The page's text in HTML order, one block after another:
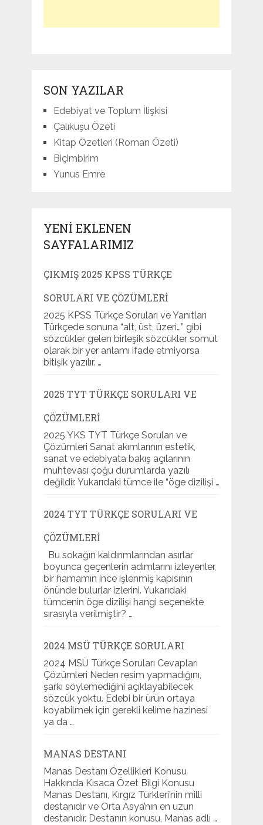
SON YAZILAR
Edebiyat ve Toplum İlişkisi
Çalıkuşu Özeti
Kitap Özetleri (Roman Özeti)
Biçimbirim
Yunus Emre
YENI EKLENEN
SAYFALARIMIZ
ÇIKMIŞ 2025 KPSS TÜRKÇE
SORULARI VE ÇÖZÜMLERI
2025 KPSS Türkçe Soruları ve Yanıtları
Türkçede sonuna “alt, üst, üzeri…” gibi
sözcükler gelen birleşik sözcükler somut
olarak bir yer anlamı ifade etmiyorsa
bitişik yazılır. …
2025 TYT TÜRKÇE SORULARI VE
ÇÖZÜMLERI
2025 YKS TYT Türkçe Soruları ve
Çözümleri Sanat akımlarının estetik,
sanat ve edebiyata bakış açılarının
muhtevası çoğu durumlarda yazılı
değildir. Yukarıdaki tümce ile “öge dizilişi …
2024 TYT TÜRKÇE SORULARI VE
ÇÖZÜMLERI
Bu sokağın kaldırımlarından asırlar
boyunca geçenlerin adımlarını izleyenler,
bir hamamın ince işlenmiş kapısının
önünde bulurlar izlerini. Yukarıdaki
tümcenin öge dizilişi hangi seçenekte
sırasıyla verilmiştir? …
2024 MSÜ TÜRKÇE SORULARI
2024 MSÜ Türkçe Soruları Cevapları
Çözümleri Neden resim yapmadığını,
şarkı söylemediğini açıklayabilecek
sözcük yoktu. Edebi bir ürün ortaya
koyabilmek için gerekli kelime hazinesi
ya da …
MANAS DESTANI
Manas Destanı Özellikleri Konusu
Hakkında Kısaca Özet Bilgi Konusu
Manas Destanı, Kırgız Türkleri’nin milli
destanıdır ve Orta Asya’nın en uzun
destanıdır. Destanın konusu, Manas adlı …